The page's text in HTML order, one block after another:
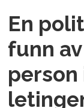
En
funn